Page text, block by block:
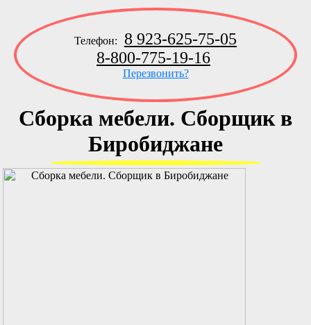
Телефон:
8 923-625-75-05
8-800-775-19-16
Перезвонить?
Сборка мебели. Сборщик в
Биробиджане